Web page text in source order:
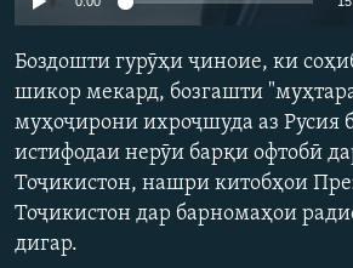
ГУЗОРИШҲОИ РАДИОӢ
ПАЙГИРӢ КУНЕД
Боздошти гурӯҳи ҷиноие, ки
шикор мекард, бозгашти
муҳоҷирони ихроҷшуда аз Русия
истифодаи нерӯи барқи офтобӣ
Тоҷикистон, нашри китобҳои
Тоҷикистон дар барномаҳои
дигар.